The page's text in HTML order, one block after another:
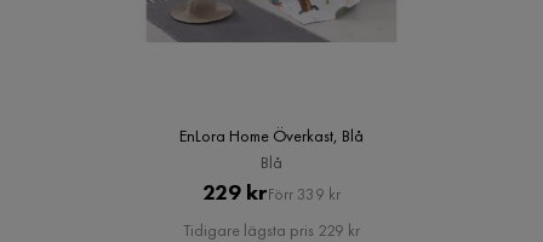
EnLora Home Överkast, Blå
Blå
Pris
229 krOriginal
Pris
Förr 339 kr
Tidigare lägsta pris 229 kr